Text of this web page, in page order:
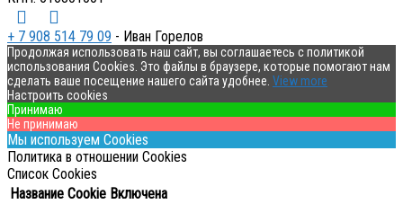
+ 7 908 514 79 09 - Иван Горелов
Продолжая использовать наш сайт, вы соглашаетесь с политикой
использования Cookies. Это файлы в браузере, которые помогают нам
сделать ваше посещение нашего сайта удобнее. View more
Настроить cookies
Принимаю
Не принимаю
Мы используем Cookies
Политика в отношении Cookies
Список Cookies
Название Cookie Включена